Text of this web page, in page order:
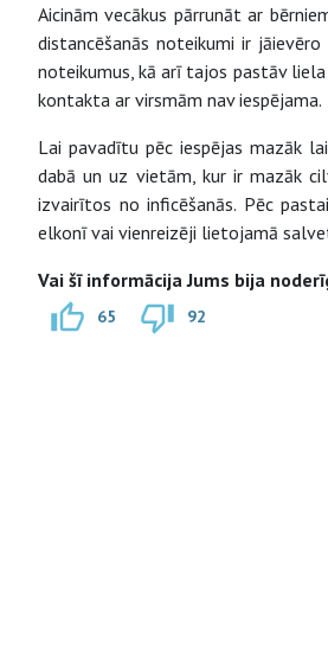
Aicinām vecākus pārrunāt ar
distancēšanās noteikumi ir
noteikumus, kā arī tajos pastāv
kontakta ar virsmām nav iespējama.
Lai pavadītu pēc iespējas mazāk
dabā un uz vietām, kur ir mazāk
izvairītos no inficēšanās. Pēc
elkonī vai vienreizēji lietojamā
Vai šī informācija Jums bija
65 92